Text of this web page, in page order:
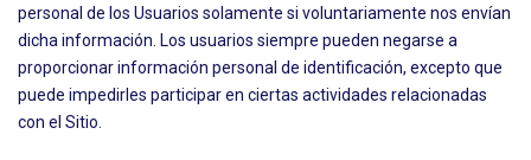
personal de los Usuarios solamente si voluntariamente nos envían
dicha información. Los usuarios siempre pueden negarse a
proporcionar información personal de identificación, excepto que
puede impedirles participar en ciertas actividades relacionadas
con el Sitio.